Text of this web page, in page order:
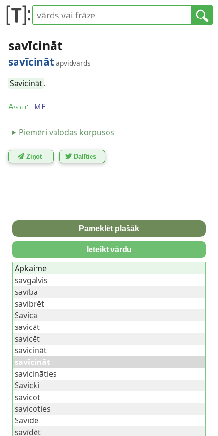
savīcināt
savīcināt apvidvārds
Savicināt.
Avoti: ME
Piemēri valodas korpusos
Ziņot Dalīties
Pameklēt plašāk
Ieteikt vārdu
Apkaime
savgalvis
savība
savibrēt
Savica
savicāt
savicēt
savicināt
savīcināt
savicināties
Savicki
savicot
savicoties
Savide
savīdēt